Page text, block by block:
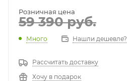
Розничная цена
59 390руб.
Много Нашли дешевле?
Рассчитать доставку
Хочу в подарок